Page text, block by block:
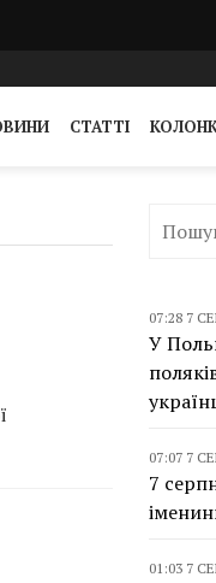
СТАТТІ
07:28 7
У
07:07 7
7
01:03 7